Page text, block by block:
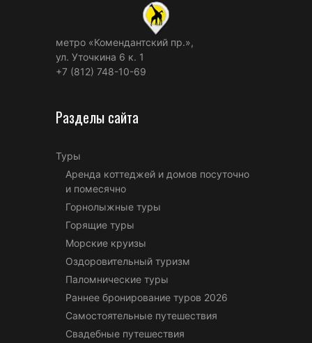
метро «Комендантский пр.»,
ул. Уточкина 6 к. 1
+7 (812) 748-10-69
Разделы сайта
Туры
Аренда коттеджей и домов посуточно
и помесячно
Горнолыжные туры
Горящие туры
Морские круизы
Оздоровительный туризм
Паломнические туры
Раннее бронирование туров 2026
Самостоятельные путешествия
Свадебные путешествия